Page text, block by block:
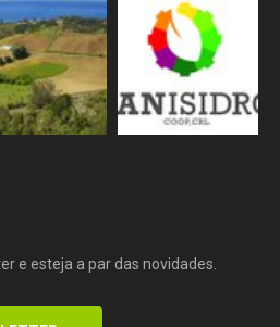
e esteja a par das novidades.